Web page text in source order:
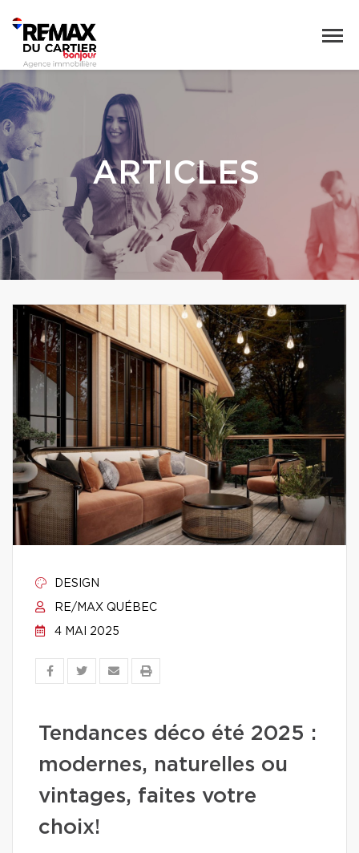
ARTICLES
DESIGN
RE/MAX QUÉBEC
4 MAI 2025
Tendances déco été 2025 :
modernes, naturelles ou
vintages, faites votre
choix!